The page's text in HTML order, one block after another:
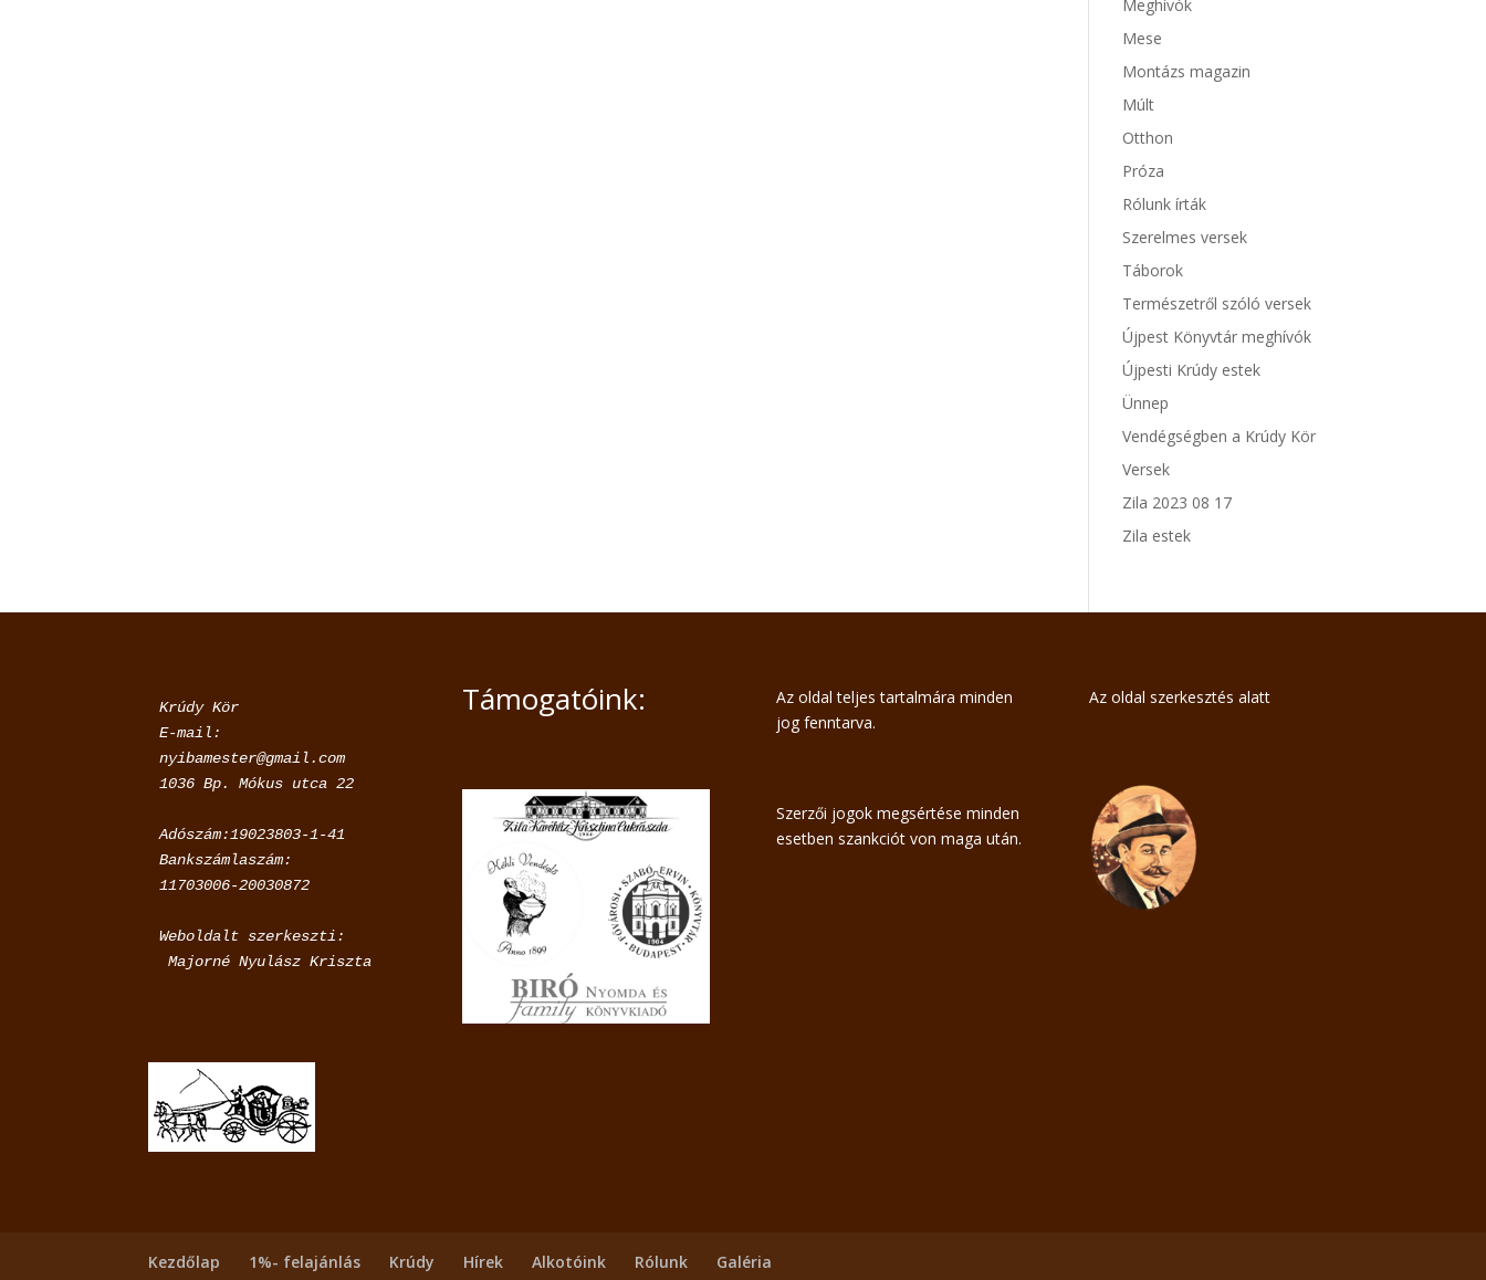
Meghívók
Mese
Montázs magazin
Múlt
Otthon
Próza
Rólunk írták
Szerelmes versek
Táborok
Természetről szóló versek
Újpest Könyvtár meghívók
Újpesti Krúdy estek
Ünnep
Vendégségben a Krúdy Kör
Versek
Zila 2023 08 17
Zila estek
Krúdy Kör
E-mail:
nyibamester@gmail.com
Adószám:19023803-1-41
Bankszámlaszám:
11703006-20030872
Weboldalt szerkeszti:
Majorné Nyulász Kriszta
Támogatóink:
Az oldal teljes tartalmára minden
jog fenntarva.
Szerzői jogok megsértése minden
esetben szankciót von maga után.
Az oldal szerkesztés alatt
Kezdőlap 1%- felajánlás Krúdy Hírek Alkotóink Rólunk Galéria